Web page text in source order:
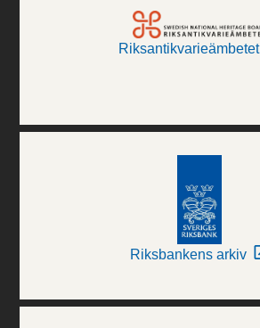
Riksantikvarieämbetet
Riksbankens arkiv